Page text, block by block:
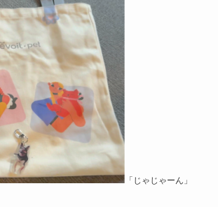
「じゃじゃーん」